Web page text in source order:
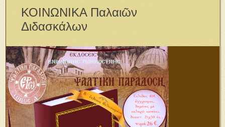
ΚΟΙΝΩΝΙΚΑ Παλαιῶν
Διδασκάλων